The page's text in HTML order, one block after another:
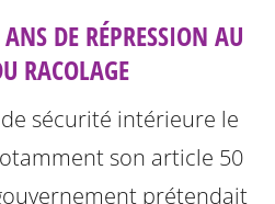
DE RÉPRESSION AU
RACOLAGE
sécurité intérieure le
son article 50
prétendait